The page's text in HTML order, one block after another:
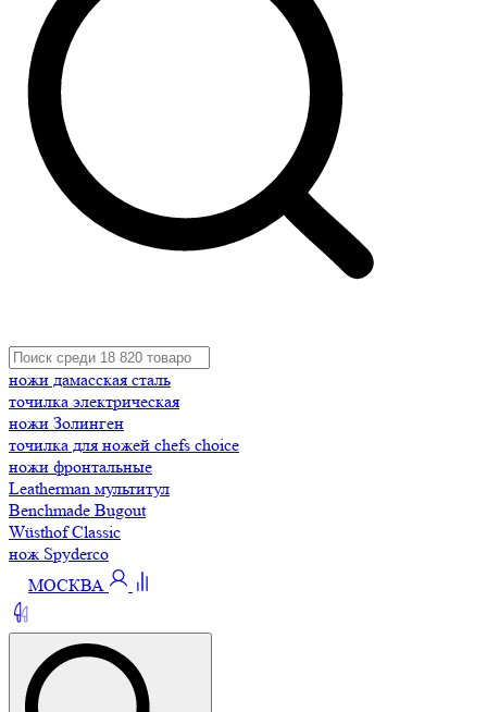
ножи дамасская сталь
точилка электрическая
ножи Золинген
точилка для ножей chefs choice
ножи фронтальные
Leatherman мультитул
Benchmade Bugout
Wüsthof Classic
нож Spyderco
МОСКВА